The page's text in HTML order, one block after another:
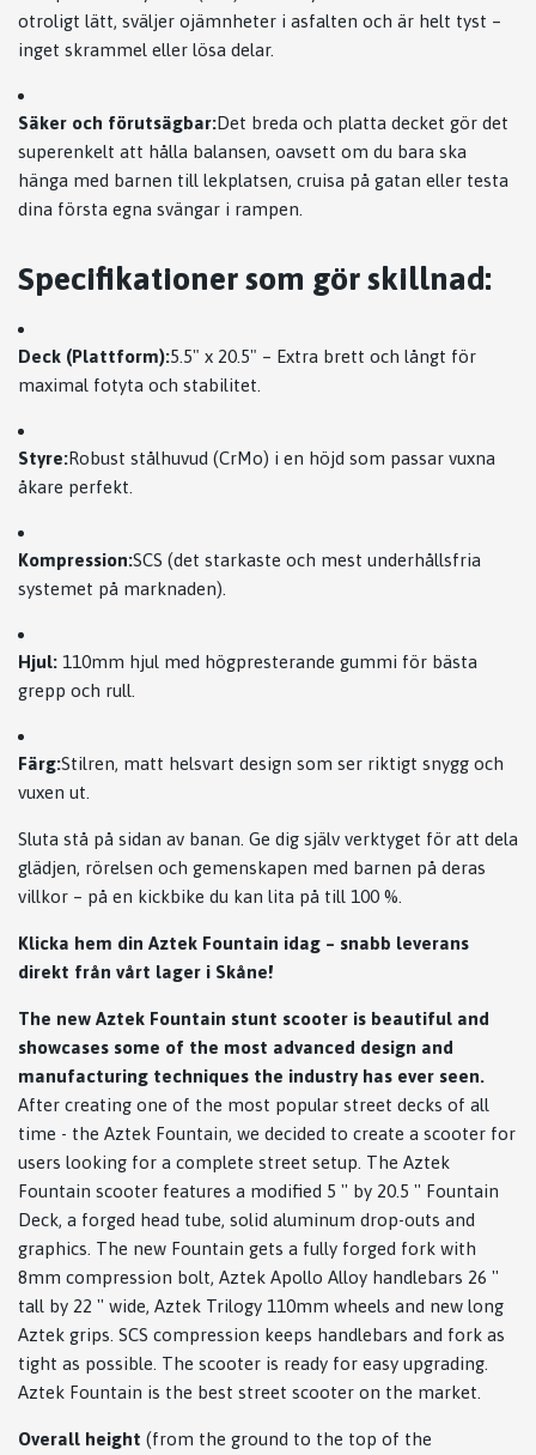
otroligt lätt, sväljer ojämnheter i asfalten och är helt tyst –
inget skrammel eller lösa delar.
Säker och förutsägbar:Det breda och platta decket gör det
superenkelt att hålla balansen, oavsett om du bara ska
hänga med barnen till lekplatsen, cruisa på gatan eller testa
dina första egna svängar i rampen.
Specifikationer som gör skillnad:
Deck (Plattform):5.5" x 20.5" – Extra brett och långt för
maximal fotyta och stabilitet.
Styre:Robust stålhuvud (CrMo) i en höjd som passar vuxna
åkare perfekt.
Kompression:SCS (det starkaste och mest underhållsfria
systemet på marknaden).
Hjul: 110mm hjul med högpresterande gummi för bästa
grepp och rull.
Färg:Stilren, matt helsvart design som ser riktigt snygg och
vuxen ut.
Sluta stå på sidan av banan. Ge dig själv verktyget för att dela
glädjen, rörelsen och gemenskapen med barnen på deras
villkor – på en kickbike du kan lita på till 100 %.
Klicka hem din Aztek Fountain idag – snabb leverans
direkt från vårt lager i Skåne!
The new Aztek Fountain stunt scooter is beautiful and
showcases some of the most advanced design and
manufacturing techniques the industry has ever seen.
After creating one of the most popular street decks of all
time - the Aztek Fountain, we decided to create a scooter for
users looking for a complete street setup. The Aztek
Fountain scooter features a modified 5 '' by 20.5 '' Fountain
Deck, a forged head tube, solid aluminum drop-outs and
graphics. The new Fountain gets a fully forged fork with
8mm compression bolt, Aztek Apollo Alloy handlebars 26 ''
tall by 22 '' wide, Aztek Trilogy 110mm wheels and new long
Aztek grips. SCS compression keeps handlebars and fork as
tight as possible. The scooter is ready for easy upgrading.
Aztek Fountain is the best street scooter on the market.
Overall height (from the ground to the top of the